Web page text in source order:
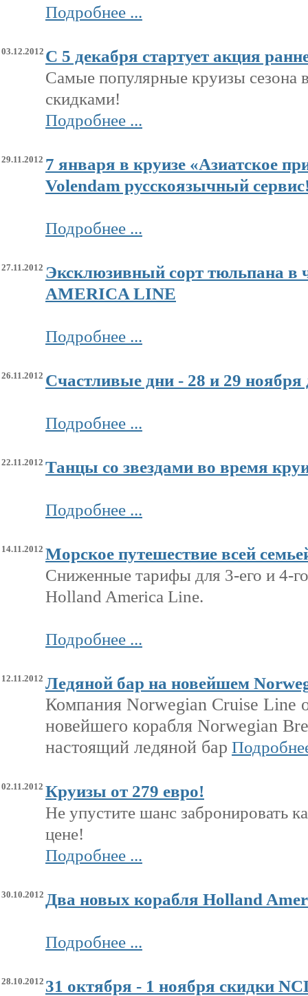
Подробнее ...
03.12.2012 C 5 декабря стартует акция
Самые популярные круизы сезона
скидками!
Подробнее ...
29.11.2012 7 января в круизе «Азиатское
Volendam русскоязычный
Подробнее ...
27.11.2012 Эксклюзивный сорт тюльпана в
AMERICA LINE
Подробнее ...
26.11.2012 Счастливые дни - 28 и 29 ноября
Подробнее ...
22.11.2012 Танцы со звездами во время
Подробнее ...
14.11.2012 Морское путешествие всей
Сниженные тарифы для 3-его и 4-
Holland America Line.
Подробнее ...
12.11.2012 Ледяной бар на новейшем
Компания Norwegian Cruise Line
новейшего корабля Norwegian
настоящий ледяной бар
02.11.2012 Круизы от 279 евро!
Не упустите шанс забронировать
цене!
Подробнее ...
30.10.2012 Два новых корабля Holland
Подробнее ...
28.10.2012 31 октября - 1 ноября скидки